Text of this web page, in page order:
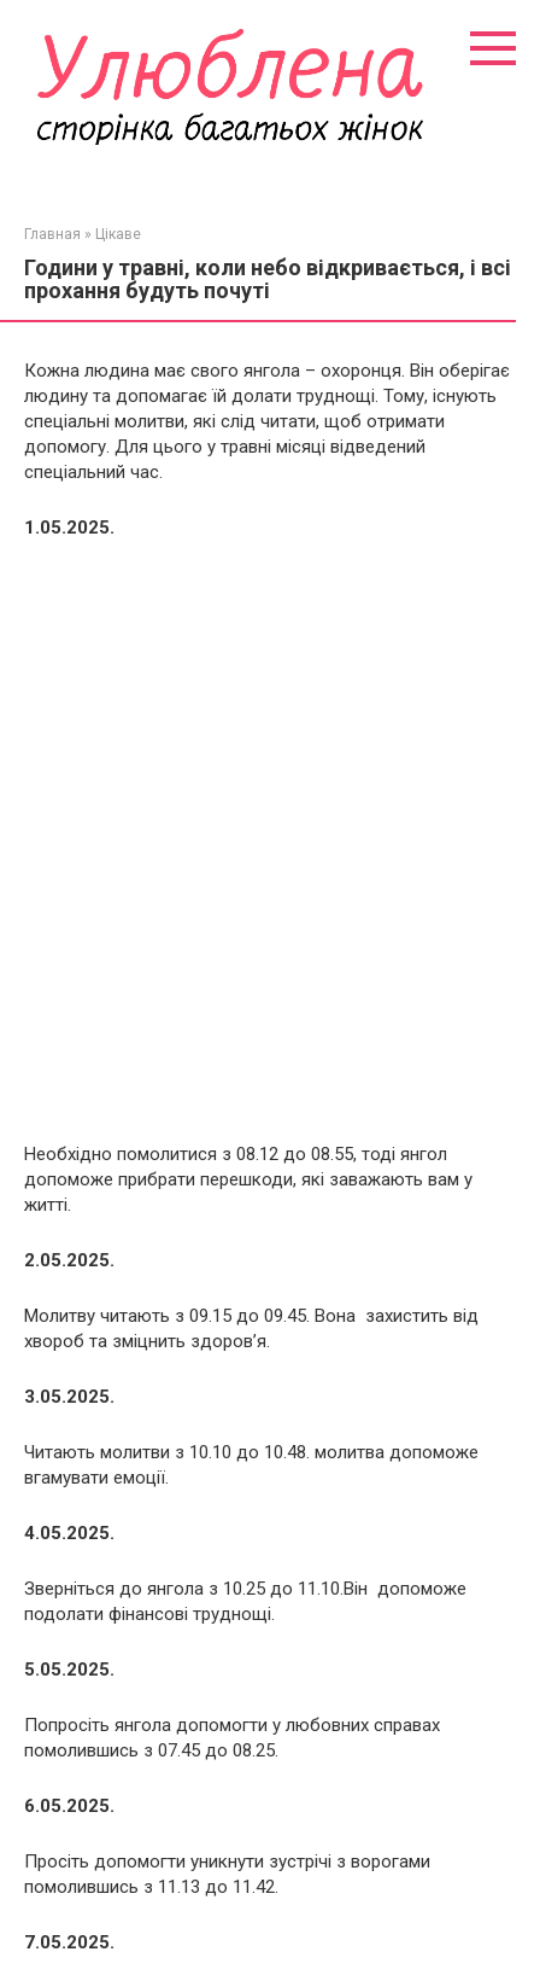
контенту
Главная » Цікаве
Години у травні, коли небо відкривається, і всі
прохання будуть почуті
Кожна людина має свого янгола – охоронця. Він оберігає
людину та допомагає їй долати труднощі. Тому, існують
спеціальні молитви, які слід читати, щоб отримати
допомогу. Для цього у травні місяці відведений
спеціальний час.
1.05.2025.
Необхідно помолитися з 08.12 до 08.55, тоді янгол
допоможе прибрати перешкоди, які заважають вам у
житті.
2.05.2025.
Молитву читають з 09.15 до 09.45. Вона захистить від
хвороб та зміцнить здоров’я.
3.05.2025.
Читають молитви з 10.10 до 10.48. молитва допоможе
вгамувати емоції.
4.05.2025.
Зверніться до янгола з 10.25 до 11.10.Він допоможе
подолати фінансові труднощі.
5.05.2025.
Попросіть янгола допомогти у любовних справах
помолившись з 07.45 до 08.25.
6.05.2025.
Просіть допомогти уникнути зустрічі з ворогами
помолившись з 11.13 до 11.42.
7.05.2025.